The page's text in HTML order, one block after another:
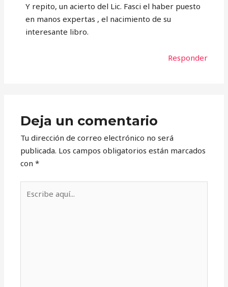
Y repito, un acierto del Lic. Fasci el haber puesto
en manos expertas , el nacimiento de su
interesante libro.
Responder
Deja un comentario
Tu dirección de correo electrónico no será
publicada. Los campos obligatorios están marcados
con*
aquí...